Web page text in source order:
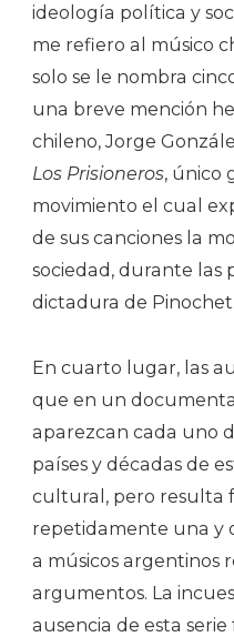
ideología política y
me refiero al músico
solo se le nombra
una breve mención
chileno, Jorge
Los Prisioneros, único
movimiento el cual
de sus canciones la
sociedad, durante las
dictadura de Pinochet.
En cuarto lugar, las
que en un
aparezcan cada uno
países y décadas de
cultural, pero resulta
repetidamente una y
a músicos argentinos
argumentos. La
ausencia de esta serie